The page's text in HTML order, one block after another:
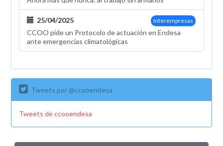
Interempresas
25/04/2025
CCOO pide un Protocolo de actuación en Endesa
ante emergencias climatológicas
Tweets por @ccooendesa
Tweets de ccooendesa